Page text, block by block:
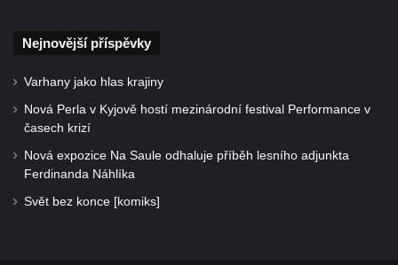
Nejnovější příspěvky
Varhany jako hlas krajiny
Nová Perla v Kyjově hostí mezinárodní festival Performance v
časech krizí
Nová expozice Na Saule odhaluje příběh lesního adjunkta
Ferdinanda Náhlíka
Svět bez konce [komiks]